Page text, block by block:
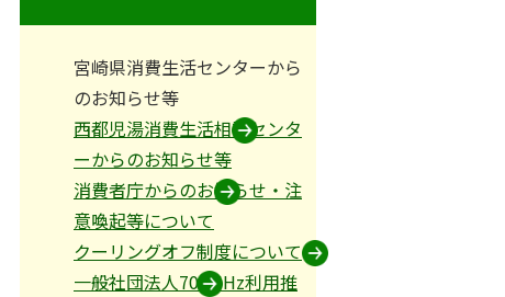
宮崎県消費生活センターから
のお知らせ等
西都児湯消費生活相談センタ
ーからのお知らせ等
消費者庁からのお知らせ・注
意喚起等について
クーリングオフ制度について
一般社団法人700MHz利用推